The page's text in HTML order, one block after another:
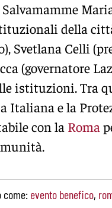
della
Svetlana Celli
(governatore
istituzioni. Tra
Italiana e la
con la Roma
come: evento benefico,